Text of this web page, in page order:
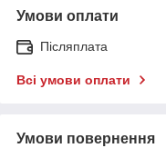
Умови оплати
Післяплата
Всі умови оплати
Умови повернення